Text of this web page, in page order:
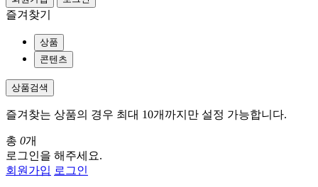
즐겨찾기
상품
콘텐츠
상품검색
즐겨찾는 상품의 경우 최대 10개까지만 설정 가능합니다.
총 0개
로그인을 해주세요.
회원가입 로그인